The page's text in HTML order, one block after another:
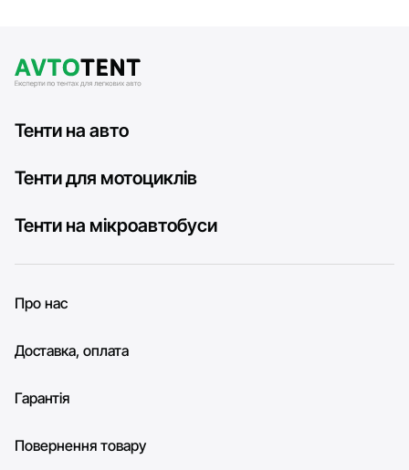
Тенти на авто
Тенти для мотоциклів
Тенти на мікроавтобуси
Про нас
Доставка, оплата
Гарантія
Повернення товару